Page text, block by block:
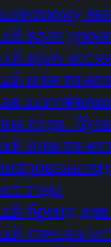
врач
врач
года.
года
бренд